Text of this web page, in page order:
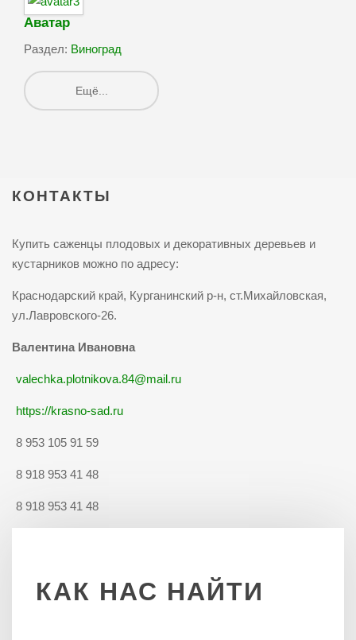
Аватар
Раздел: Виноград
Ещё...
КОНТАКТЫ
Купить саженцы плодовых и декоративных деревьев и
кустарников можно по адресу:
Краснодарский край, Курганинский р-н, ст.Михайловская,
ул.Лавровского-26.
Валентина Ивановна
valechka.plotnikova.84@mail.ru
https://krasno-sad.ru
8 953 105 91 59
8 918 953 41 48
8 918 953 41 48
КАК НАС НАЙТИ